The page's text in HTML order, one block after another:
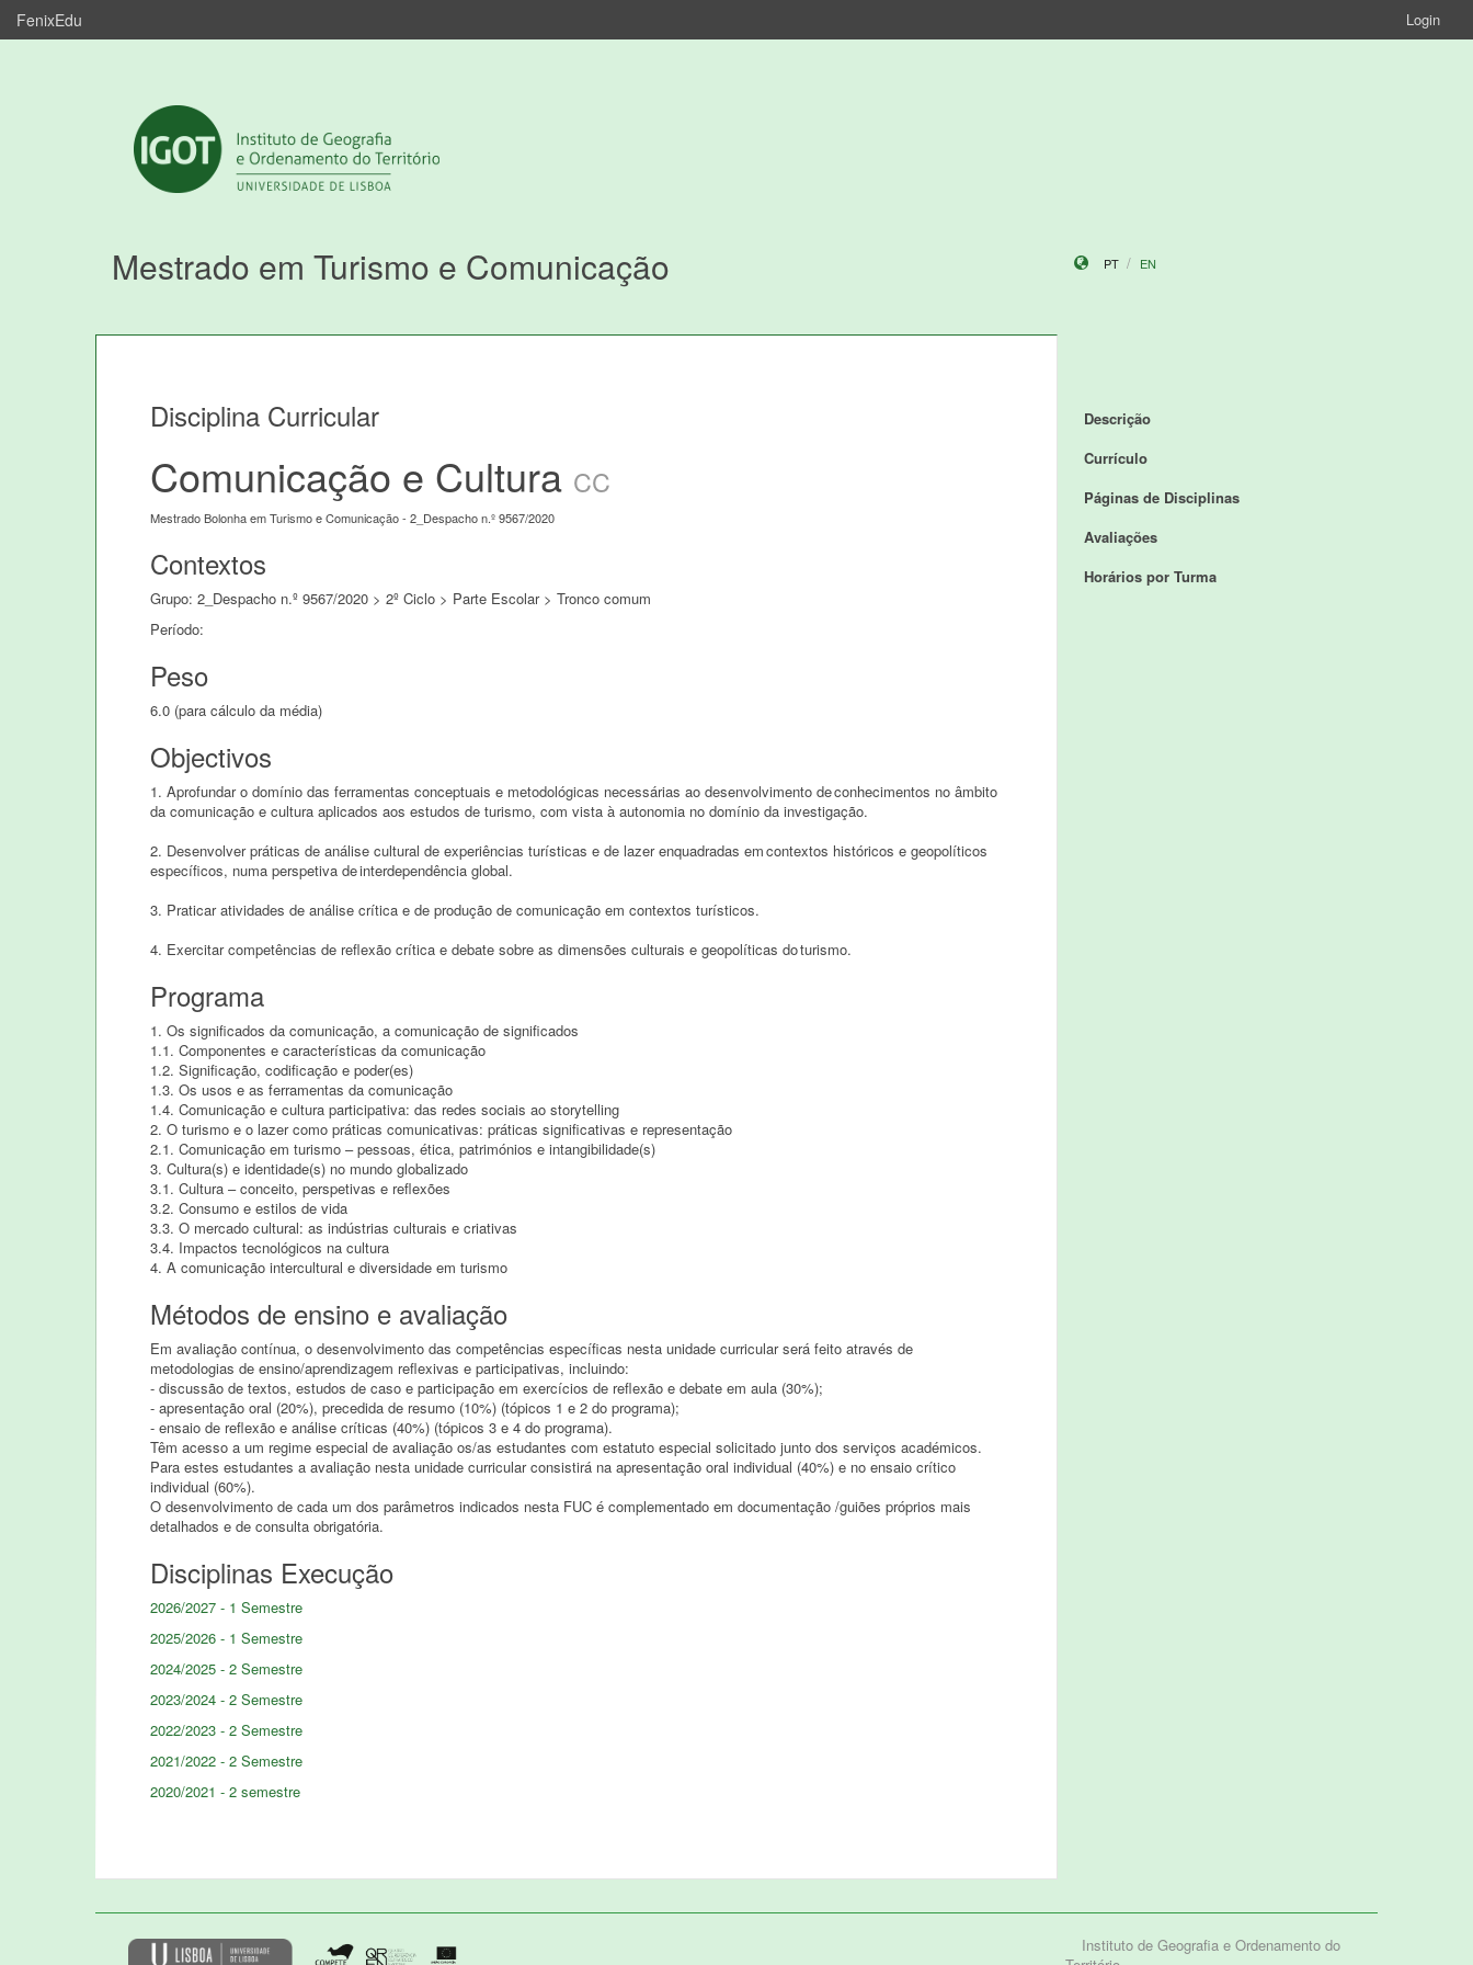
FenixEdu Login
Mestrado em Turismo e Comunicação PT EN
Disciplina Curricular
Comunicação e Cultura CC
Mestrado Bolonha em Turismo e Comunicação - 2_Despacho n.º 9567/2020
Contextos
Grupo: 2_Despacho n.º 9567/2020 > 2º Ciclo > Parte Escolar > Tronco comum
Período:
Peso
6.0 (para cálculo da média)
Objectivos
1. Aprofundar o domínio das ferramentas conceptuais e metodológicas necessárias ao desenvolvimento de conhecimentos no âmbito
da comunicação e cultura aplicados aos estudos de turismo, com vista à autonomia no domínio da investigação.
2. Desenvolver práticas de análise cultural de experiências turísticas e de lazer enquadradas em contextos históricos e geopolíticos
específicos, numa perspetiva de interdependência global.
3. Praticar atividades de análise crítica e de produção de comunicação em contextos turísticos.
4. Exercitar competências de reflexão crítica e debate sobre as dimensões culturais e geopolíticas do turismo.
Programa
1. Os significados da comunicação, a comunicação de significados
1.1. Componentes e características da comunicação
1.2. Significação, codificação e poder(es)
1.3. Os usos e as ferramentas da comunicação
1.4. Comunicação e cultura participativa: das redes sociais ao storytelling
2. O turismo e o lazer como práticas comunicativas: práticas significativas e representação
2.1. Comunicação em turismo – pessoas, ética, patrimónios e intangibilidade(s)
3. Cultura(s) e identidade(s) no mundo globalizado
3.1. Cultura – conceito, perspetivas e reflexões
3.2. Consumo e estilos de vida
3.3. O mercado cultural: as indústrias culturais e criativas
3.4. Impactos tecnológicos na cultura
4. A comunicação intercultural e diversidade em turismo
Métodos de ensino e avaliação
Em avaliação contínua, o desenvolvimento das competências específicas nesta unidade curricular será feito através de
metodologias de ensino/aprendizagem reflexivas e participativas, incluindo:
- discussão de textos, estudos de caso e participação em exercícios de reflexão e debate em aula (30%);
- apresentação oral (20%), precedida de resumo (10%) (tópicos 1 e 2 do programa);
- ensaio de reflexão e análise críticas (40%) (tópicos 3 e 4 do programa).
Têm acesso a um regime especial de avaliação os/as estudantes com estatuto especial solicitado junto dos serviços académicos.
Para estes estudantes a avaliação nesta unidade curricular consistirá na apresentação oral individual (40%) e no ensaio crítico
individual (60%).
O desenvolvimento de cada um dos parâmetros indicados nesta FUC é complementado em documentação /guiões próprios mais
detalhados e de consulta obrigatória.
Disciplinas Execução
2026/2027 - 1 Semestre
2025/2026 - 1 Semestre
2024/2025 - 2 Semestre
2023/2024 - 2 Semestre
2022/2023 - 2 Semestre
2021/2022 - 2 Semestre
2020/2021 - 2 semestre
Descrição
Currículo
Páginas de Disciplinas
Avaliações
Horários por Turma
Instituto de Geografia e Ordenamento do